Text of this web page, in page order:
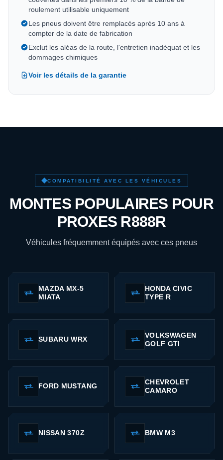
roulement utilisable uniquement
Les pneus doivent être remplacés après 10 ans à
compter de la date de fabrication
Exclut les aléas de la route, l'entretien inadéquat et les
dommages chimiques
Voir les détails de la garantie
COMPATIBILITÉ AVEC LES VÉHICULES
MONTES POPULAIRES POUR
PROXES R888R
Véhicules fréquemment équipés avec ces pneus
MAZDA MX-5
MIATA
HONDA CIVIC
TYPE R
SUBARU WRX
VOLKSWAGEN
GOLF GTI
FORD MUSTANG
CHEVROLET
CAMARO
NISSAN 370Z BMW M3